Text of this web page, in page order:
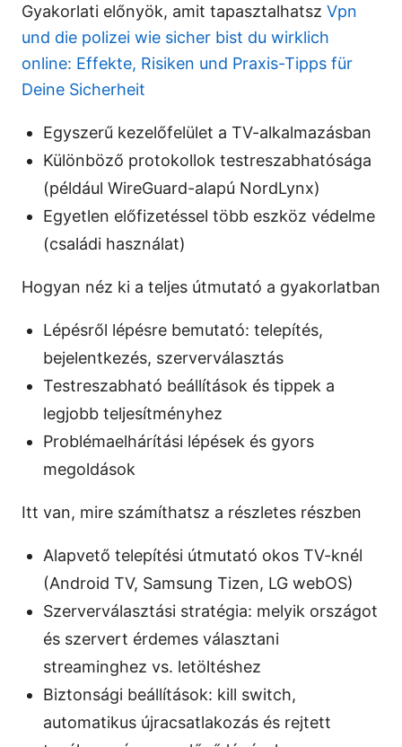
Gyakorlati előnyök, amit tapasztalhatsz Vpn
und die polizei wie sicher bist du wirklich
online: Effekte, Risiken und Praxis-Tipps für
Deine Sicherheit
Egyszerű kezelőfelület a TV-alkalmazásban
Különböző protokollok testreszabhatósága
(például WireGuard-alapú NordLynx)
Egyetlen előfizetéssel több eszköz védelme
(családi használat)
Hogyan néz ki a teljes útmutató a gyakorlatban
Lépésről lépésre bemutató: telepítés,
bejelentkezés, szerverválasztás
Testreszabható beállítások és tippek a
legjobb teljesítményhez
Problémaelhárítási lépések és gyors
megoldások
Itt van, mire számíthatsz a részletes részben
Alapvető telepítési útmutató okos TV-knél
(Android TV, Samsung Tizen, LG webOS)
Szerverválasztási stratégia: melyik országot
és szervert érdemes választani
streaminghez vs. letöltéshez
Biztonsági beállítások: kill switch,
automatikus újracsatlakozás és rejtett